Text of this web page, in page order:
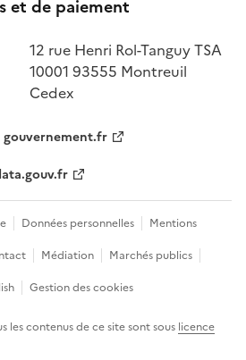
et de paiement
12 rue Henri Rol-Tanguy TSA
10001 93555 Montreuil
Cedex
gouvernement.fr
Données personnelles
Mentions
Médiation
Marchés publics
Gestion des cookies
les contenus de ce site sont sous licence